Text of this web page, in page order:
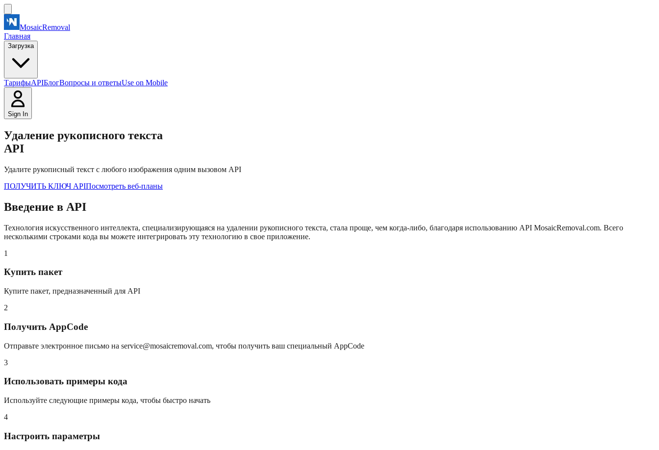
MosaicRemoval
Главная
Загрузка
ТарифыAPIБлогВопросы и ответыUse on Mobile
Sign In
Удаление рукописного текста
API
Удалите рукописный текст с любого изображения одним вызовом API
ПОЛУЧИТЬ КЛЮЧ APIПосмотреть веб-планы
Введение в API
Технология искусственного интеллекта, специализирующаяся на удалении рукописного текста, стала проще, чем когда-либо, благодаря использованию API MosaicRemoval.com. Всего
несколькими строками кода вы можете интегрировать эту технологию в свое приложение.
1
Купить пакет
Купите пакет, предназначенный для API
2
Получить AppCode
Отправьте электронное письмо на service@mosaicremoval.com, чтобы получить ваш специальный AppCode
3
Использовать примеры кода
Используйте следующие примеры кода, чтобы быстро начать
4
Настроить параметры